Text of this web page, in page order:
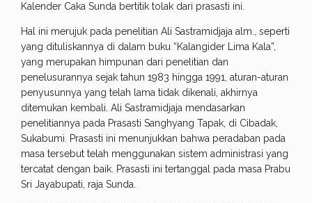
Kalender Caka Sunda bertitik tolak dari prasasti ini.
Hal ini merujuk pada penelitian Ali Sastramidjaja alm., seperti
yang dituliskannya di dalam buku “Kalangider Lima Kala”,
yang merupakan himpunan dari penelitian dan
penelusurannya sejak tahun 1983 hingga 1991, aturan-aturan
penyusunnya yang telah lama tidak dikenali, akhirnya
ditemukan kembali. Ali Sastramidjaja mendasarkan
penelitiannya pada Prasasti Sanghyang Tapak, di Cibadak,
Sukabumi. Prasasti ini menunjukkan bahwa peradaban pada
masa tersebut telah menggunakan sistem administrasi yang
tercatat dengan baik. Prasasti ini tertanggal pada masa Prabu
Sri Jayabupati, raja Sunda.